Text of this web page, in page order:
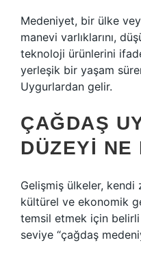
Medeniyet, bir ülke
manevi varlıklarını,
teknoloji ürünlerini
yerleşik bir yaşam
Uygurlardan gelir.
ÇAĞDAŞ
DÜZEYI NE
Gelişmiş ülkeler, kendi
kültürel ve ekonomik
temsil etmek için
seviye “çağdaş